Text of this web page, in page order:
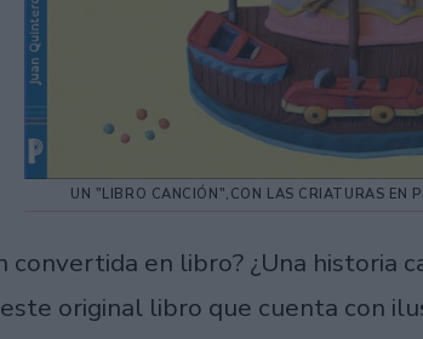
UN "LIBRO CANCIÓN",CON LAS CRIATURAS EN
convertida en libro? ¿Una historia
original libro que cuenta con